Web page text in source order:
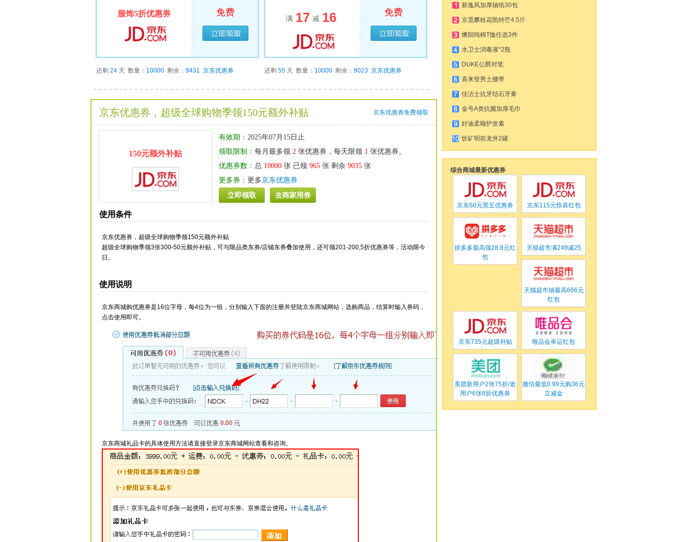
服饰5折优惠券 免费
已经领完
还剩 24 天 数量： 10000 剩余： 9431 京东优惠券
满 17 减 16 免费
已经领完
还剩 55 天 数量： 10000 剩余： 9023 京东优惠券
京东优惠券免费领取
京东优惠券，超级全球购物季领150元额外补贴
150元额外补贴
有效期： 2025年07月15日止
领取限制： 每月最多领 2 张优惠券，每天限领 1 张优惠券。
优惠券数： 总 10000 张 已领 965 张 剩余 9035 张
更多券： 更多京东优惠券
立即领取 去商家用券
使用条件
京东优惠券，超级全球购物季领150元额外补贴
超级全球购物季领3张300-50元额外补贴，可与限品类东券/店铺东券叠加使用，还可领201-200,5折优惠券等，活动限今
日。
使用说明
京东商城购优惠券是16位字母，每4位为一组，分别输入下面的注册并登陆京东商城网站，选购商品，结算时输入券码，
点击使用即可。
京东商城礼品卡的具体使用方法请直接登录京东商城网站查看和咨询。
新逸风加厚抽纸30包
京觅攀枝花凯特芒4.5斤
燠阳纯棉T恤任选3件
水卫士消毒液*2瓶
DUKE公爵对笔
喜来登男士腰带
佳洁士抗牙结石牙膏
金号A类抗菌加厚毛巾
好迪柔顺护发素
饮矿明前龙井2罐
综合商城最新优惠券
京东60元黑五优惠券 京东115元惊喜红包
拼多多最高领28.8元红
包
天猫超市满249减25
天猫超市抽最高666元
红包
京东735元超级补贴 唯品会幸运红包
美团新用户2张75折/老
用户6张8折优惠券
微信最低0.99元购36元
立减金